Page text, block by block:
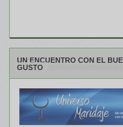
UN ENCUENTRO CON EL
GUSTO